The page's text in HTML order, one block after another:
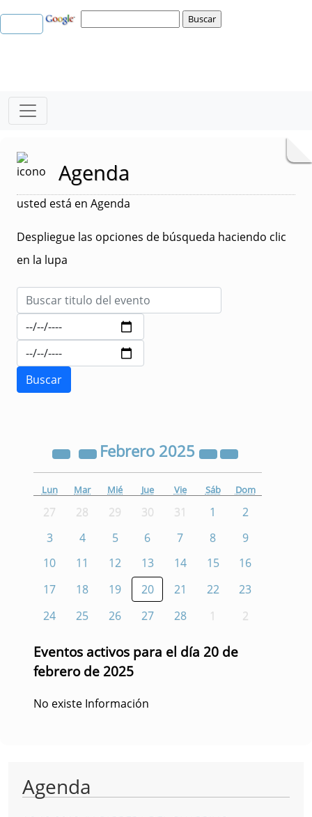
Agenda
usted está en Agenda
Despliegue las opciones de búsqueda haciendo clic
en la lupa
Febrero 2025
Lun Mar Mié Jue Vie Sáb Dom
27 28 29 30 31 1
2
3
4 5 6 7 8
9
10
11 12 13 14 15
16
17
18 19 20 21 22
23
24
25 26 27 28 1 2
Eventos activos para el día 20 de
febrero de 2025
No existe Información
Agenda